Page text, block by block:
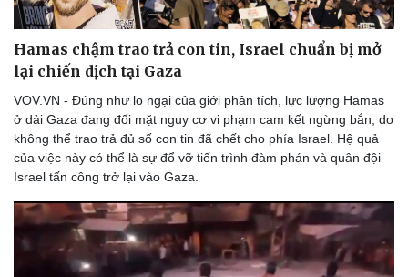
Hamas chậm trao trả con tin, Israel chuẩn bị mở
lại chiến dịch tại Gaza
VOV.VN - Đúng như lo ngại của giới phân tích, lực lượng Hamas
ở dải Gaza đang đối mặt nguy cơ vi phạm cam kết ngừng bắn, do
không thể trao trả đủ số con tin đã chết cho phía Israel. Hệ quả
của việc này có thể là sự đổ vỡ tiến trình đàm phán và quân đội
Israel tấn công trở lại vào Gaza.